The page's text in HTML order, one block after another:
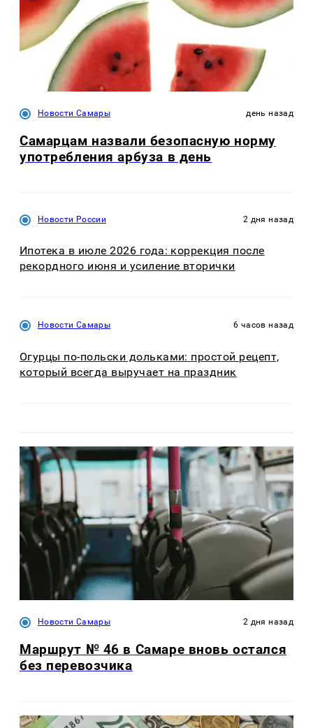
Новости Самары день назад
Самарцам назвали безопасную норму
употребления арбуза в день
Новости России 2 дня назад
Ипотека в июле 2026 года: коррекция после
рекордного июня и усиление вторички
Новости Самары 6 часов назад
Огурцы по‑польски дольками: простой рецепт,
который всегда выручает на праздник
Новости Самары 2 дня назад
Маршрут № 46 в Самаре вновь остался
без перевозчика